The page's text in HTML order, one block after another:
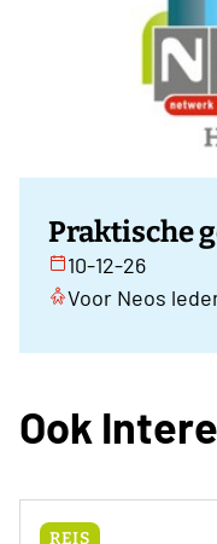
Praktische
10-12-26
Voor Neos
Ook
REIS